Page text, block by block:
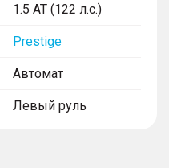
1.5 AT (122 л.с.)
Prestige
Автомат
Левый руль